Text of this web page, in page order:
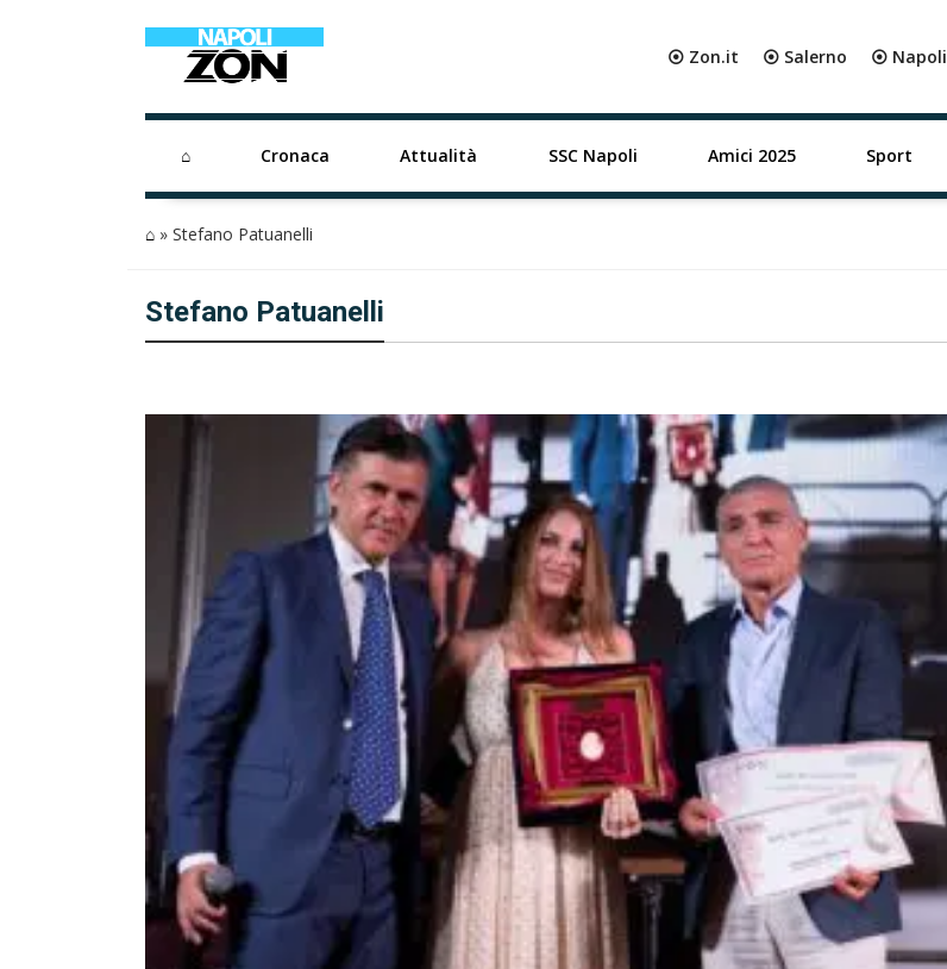
⦿ Zon.it ⦿ Salerno ⦿ Napoli
⌂ Cronaca Attualità SSC Napoli Amici 2025 Sport
⌂ » Stefano Patuanelli
Stefano Patuanelli